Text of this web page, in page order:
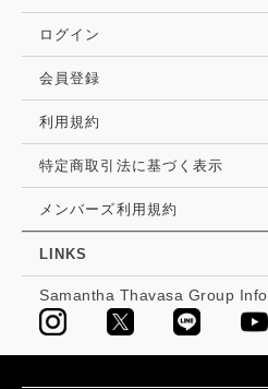
ログイン
会員登録
利用規約
特定商取引法に基づく表示
メンバーズ利用規約
LINKS
Samantha Thavasa Group Info.